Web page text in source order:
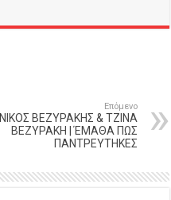
Επόμενο
ΝΙΚΟΣ ΒΕΖΥΡΑΚΗΣ & ΤΖΙΝΑ
ΒΕΖΥΡΑΚΗ | ΈΜΑΘΑ ΠΩΣ
ΠΑΝΤΡΕΥΤΗΚΕΣ